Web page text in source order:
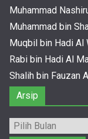
Muhammad
Muhammad bin
Muqbil bin Hadi Al
Rabi bin Hadi Al
Shalih bin Fauzan
Arsip
Arsip